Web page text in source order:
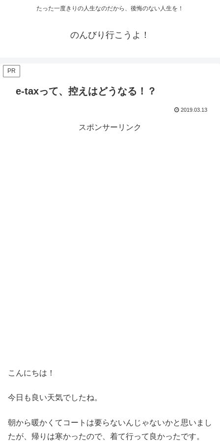
たった一度きりの人生なのだから、後悔のない人生を！
のんびり行こうよ！
PR
e-taxって、控えはどうなる！？
2019.03.13
スポンサーリンク
こんにちは！
今日も良い天気でしたね。
朝から暖かくてコートは要らないんじゃないかと思いまし
たが、帰りは寒かったので、着て行って良かったです。